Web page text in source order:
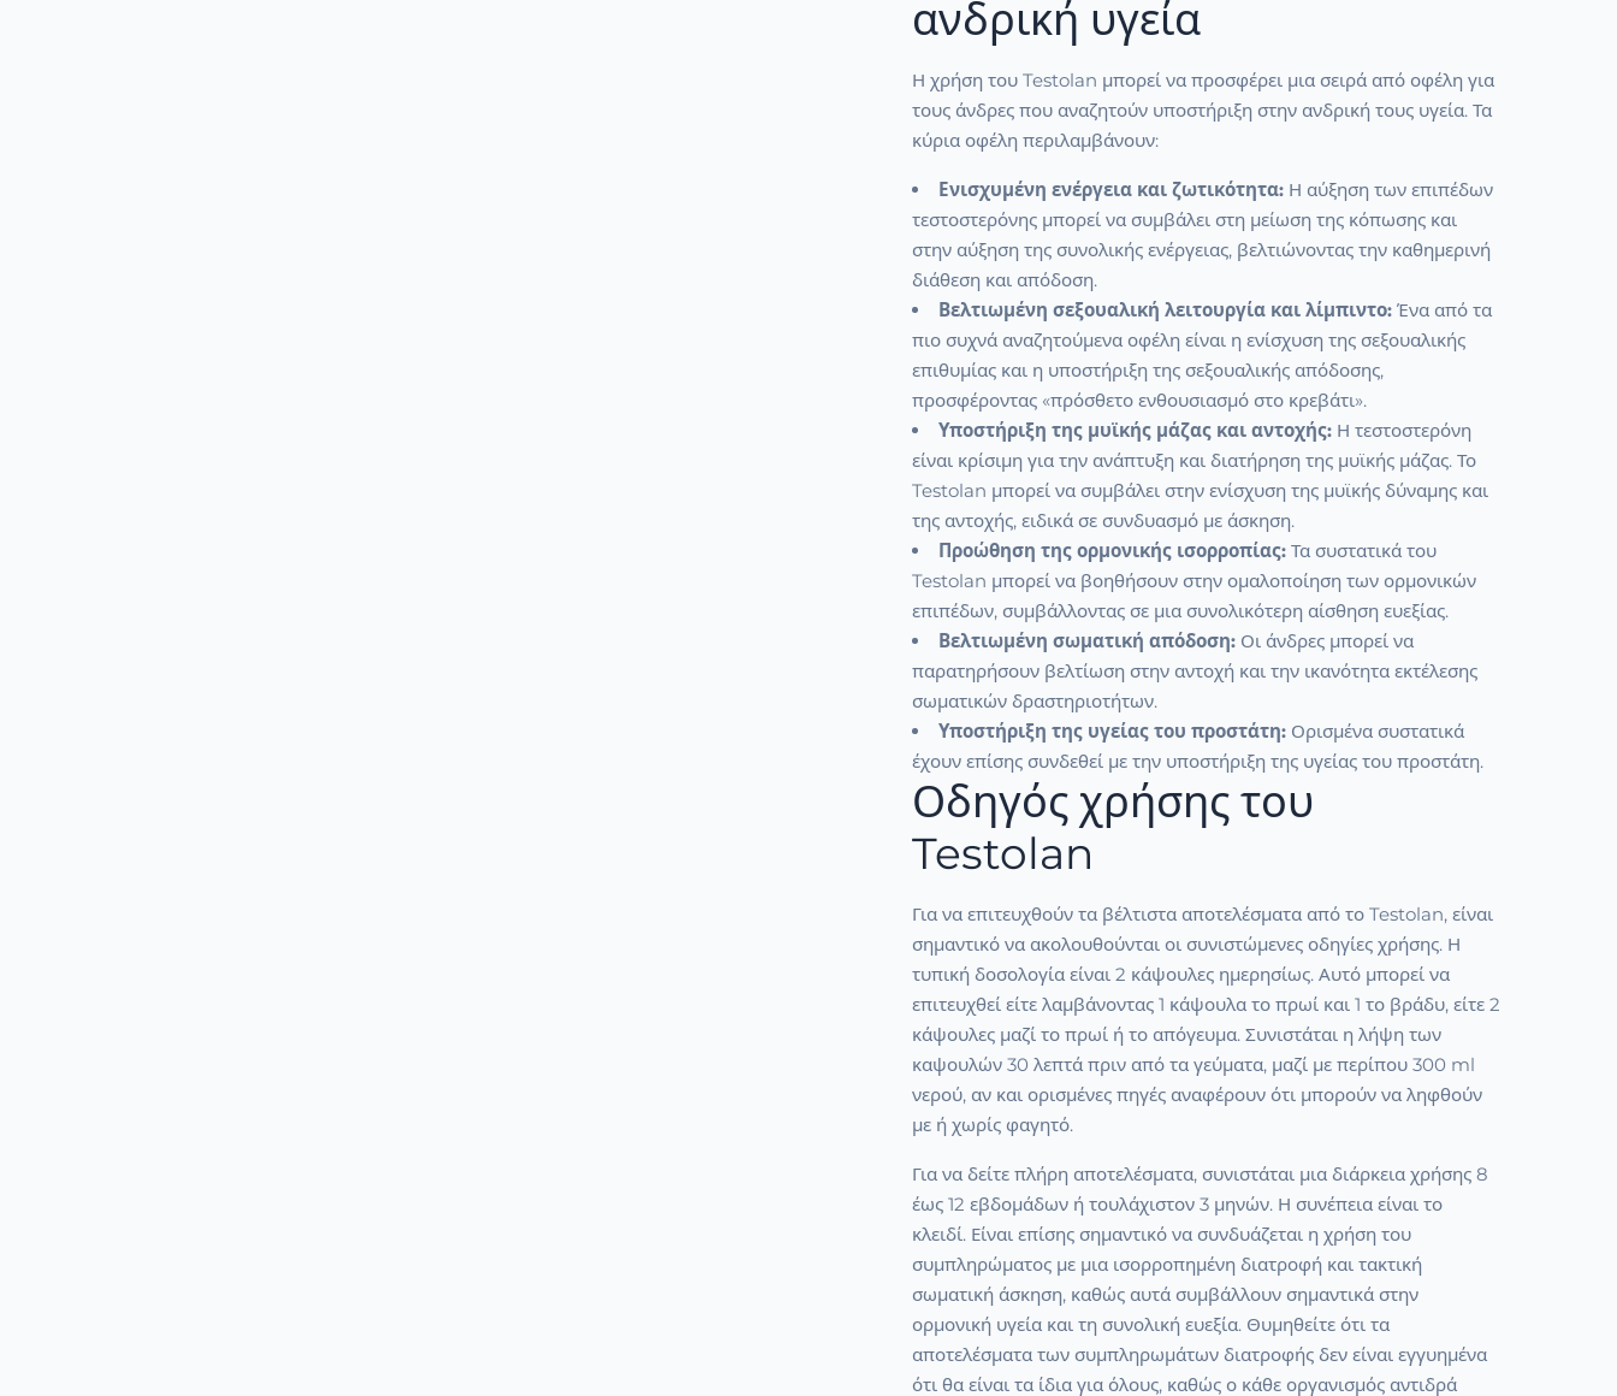
ανδρική υγεία
Η χρήση του Testolan μπορεί να προσφέρει μια σειρά από οφέλη για
τους άνδρες που αναζητούν υποστήριξη στην ανδρική τους υγεία. Τα
κύρια οφέλη περιλαμβάνουν:
Ενισχυμένη ενέργεια και ζωτικότητα:Η αύξηση των επιπέδων
τεστοστερόνης μπορεί να συμβάλει στη μείωση της κόπωσης και
στην αύξηση της συνολικής ενέργειας, βελτιώνοντας την καθημερινή
διάθεση και απόδοση.
Βελτιωμένη σεξουαλική λειτουργία και λίμπιντο:Ένα από τα
πιο συχνά αναζητούμενα οφέλη είναι η ενίσχυση της σεξουαλικής
επιθυμίας και η υποστήριξη της σεξουαλικής απόδοσης,
προσφέροντας «πρόσθετο ενθουσιασμό στο κρεβάτι».
Υποστήριξη της μυϊκής μάζας και αντοχής:Η τεστοστερόνη
είναι κρίσιμη για την ανάπτυξη και διατήρηση της μυϊκής μάζας. Το
Testolan μπορεί να συμβάλει στην ενίσχυση της μυϊκής δύναμης και
της αντοχής, ειδικά σε συνδυασμό με άσκηση.
Προώθηση της ορμονικής ισορροπίας:Τα συστατικά του
Testolan μπορεί να βοηθήσουν στην ομαλοποίηση των ορμονικών
επιπέδων, συμβάλλοντας σε μια συνολικότερη αίσθηση ευεξίας.
Βελτιωμένη σωματική απόδοση:Οι άνδρες μπορεί να
παρατηρήσουν βελτίωση στην αντοχή και την ικανότητα εκτέλεσης
σωματικών δραστηριοτήτων.
Υποστήριξη της υγείας του προστάτη:Ορισμένα συστατικά
έχουν επίσης συνδεθεί με την υποστήριξη της υγείας του προστάτη.
Οδηγός χρήσης του
Testolan
Για να επιτευχθούν τα βέλτιστα αποτελέσματα από το Testolan, είναι
σημαντικό να ακολουθούνται οι συνιστώμενες οδηγίες χρήσης. Η
τυπική δοσολογία είναι 2 κάψουλες ημερησίως. Αυτό μπορεί να
επιτευχθεί είτε λαμβάνοντας 1 κάψουλα το πρωί και 1 το βράδυ, είτε 2
κάψουλες μαζί το πρωί ή το απόγευμα. Συνιστάται η λήψη των
καψουλών 30 λεπτά πριν από τα γεύματα, μαζί με περίπου 300 ml
νερού, αν και ορισμένες πηγές αναφέρουν ότι μπορούν να ληφθούν
με ή χωρίς φαγητό.
Για να δείτε πλήρη αποτελέσματα, συνιστάται μια διάρκεια χρήσης 8
έως 12 εβδομάδων ή τουλάχιστον 3 μηνών. Η συνέπεια είναι το
κλειδί. Είναι επίσης σημαντικό να συνδυάζεται η χρήση του
συμπληρώματος με μια ισορροπημένη διατροφή και τακτική
σωματική άσκηση, καθώς αυτά συμβάλλουν σημαντικά στην
ορμονική υγεία και τη συνολική ευεξία. Θυμηθείτε ότι τα
αποτελέσματα των συμπληρωμάτων διατροφής δεν είναι εγγυημένα
ότι θα είναι τα ίδια για όλους, καθώς ο κάθε οργανισμός αντιδρά